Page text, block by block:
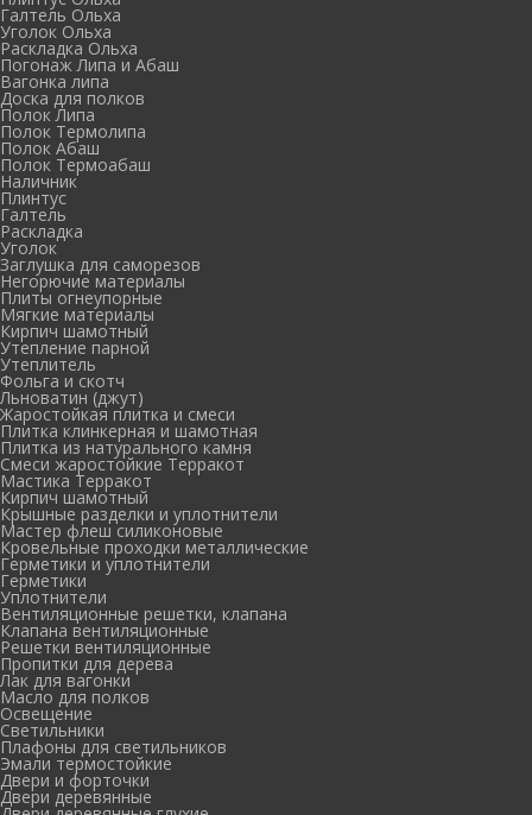
Галтель Ольха
Уголок Ольха
Раскладка Ольха
Погонаж Липа и Абаш
Вагонка липа
Доска для полков
Полок Липа
Полок Термолипа
Полок Абаш
Полок Термоабаш
Наличник
Плинтус
Галтель
Раскладка
Уголок
Заглушка для саморезов
Негорючие материалы
Плиты огнеупорные
Мягкие материалы
Кирпич шамотный
Утепление парной
Утеплитель
Фольга и скотч
Льноватин (джут)
Жаростойкая плитка и смеси
Плитка клинкерная и шамотная
Плитка из натурального камня
Смеси жаростойкие Терракот
Мастика Терракот
Кирпич шамотный
Крышные разделки и уплотнители
Мастер флеш силиконовые
Кровельные проходки металлические
Герметики и уплотнители
Герметики
Уплотнители
Вентиляционные решетки, клапана
Клапана вентиляционные
Решетки вентиляционные
Пропитки для дерева
Лак для вагонки
Масло для полков
Освещение
Светильники
Плафоны для светильников
Эмали термостойкие
Двери и форточки
Двери деревянные